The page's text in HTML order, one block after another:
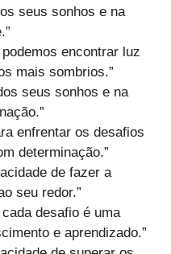
seus sonhos e na
encontrar luz
mais sombrios.”
seus sonhos e na
enfrentar os desafios
determinação.”
de fazer a
seu redor.”
desafio é uma
e aprendizado.”